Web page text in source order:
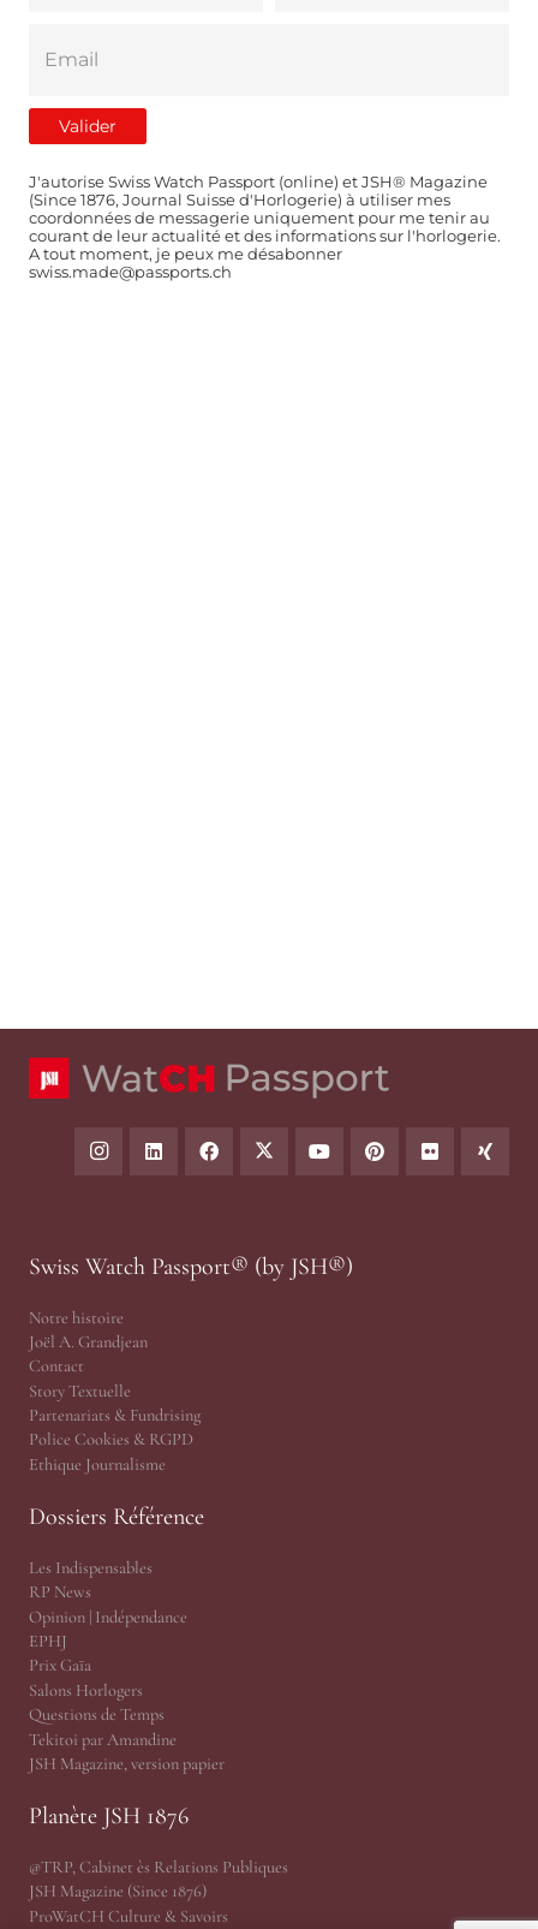
J'autorise Swiss Watch Passport (online) et JSH® Magazine
(Since 1876, Journal Suisse d'Horlogerie) à utiliser mes
coordonnées de messagerie uniquement pour me tenir au
courant de leur actualité et des informations sur l'horlogerie.
A tout moment, je peux me désabonner
swiss.made@passports.ch
Swiss Watch Passport® (by JSH®)
Notre histoire
Joël A. Grandjean
Contact
Story Textuelle
Partenariats & Fundrising
Police Cookies & RGPD
Ethique Journalisme
Dossiers Référence
Les Indispensables
RP News
Opinion | Indépendance
EPHJ
Prix Gaïa
Salons Horlogers
Questions de Temps
Tekitoi par Amandine
JSH Magazine, version papier
Planète JSH 1876
@TRP, Cabinet ès Relations Publiques
JSH Magazine (Since 1876)
ProWatCH Culture & Savoirs